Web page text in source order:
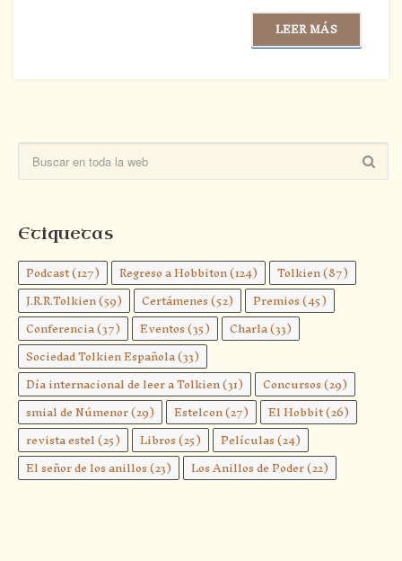
LEER MÁS
Etiquetas
Podcast(127) Regreso a Hobbiton(124) Tolkien(87)
J.R.R.Tolkien(59) Certámenes(52) Premios(45)
Conferencia(37) Eventos(35) Charla(33)
Sociedad Tolkien Española(33)
Día internacional de leer a Tolkien(31) Concursos(29)
smial de Númenor(29) Estelcon(27) El Hobbit(26)
revista estel(25) Libros(25) Películas(24)
El señor de los anillos(23) Los Anillos de Poder(22)